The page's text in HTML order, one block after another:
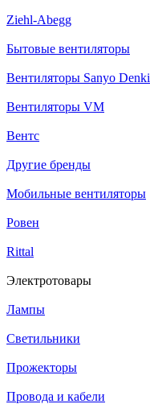
Ziehl-Abegg
Бытовые вентиляторы
Вентиляторы Sanyo Denki
Вентиляторы VM
Вентс
Другие бренды
Мобильные вентиляторы
Ровен
Rittal
Электротовары
Лампы
Светильники
Прожекторы
Провода и кабели